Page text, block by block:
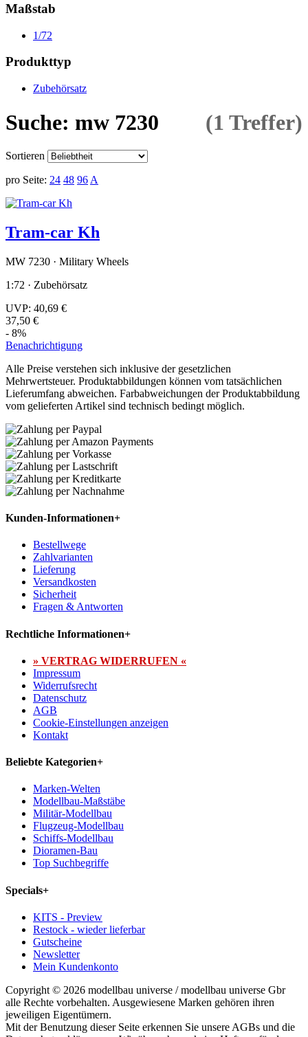
Maßstab
1/72
Produkttyp
Zubehörsatz
Suche: mw 7230 (1 Treffer)
Sortieren
pro Seite: 24 48 96 A
Tram-car Kh
MW 7230 · Military Wheels
1:72 · Zubehörsatz
UVP: 40,69 €
37,50 €
- 8%
Benachrichtigung
Alle Preise verstehen sich inklusive der gesetzlichen
Mehrwertsteuer. Produktabbildungen können vom tatsächlichen
Lieferumfang abweichen. Farbabweichungen der Produktabbildung
vom gelieferten Artikel sind technisch bedingt möglich.
Kunden-Informationen+
Bestellwege
Zahlvarianten
Lieferung
Versandkosten
Sicherheit
Fragen & Antworten
Rechtliche Informationen+
» VERTRAG WIDERRUFEN «
Impressum
Widerrufsrecht
Datenschutz
AGB
Cookie-Einstellungen anzeigen
Kontakt
Beliebte Kategorien+
Marken-Welten
Modellbau-Maßstäbe
Militär-Modellbau
Flugzeug-Modellbau
Schiffs-Modellbau
Dioramen-Bau
Top Suchbegriffe
Specials+
KITS - Preview
Restock - wieder lieferbar
Gutscheine
Newsletter
Mein Kundenkonto
Copyright © 2026 modellbau universe / modellbau universe Gbr
alle Rechte vorbehalten. Ausgewiesene Marken gehören ihren
jeweiligen Eigentümern.
Mit der Benutzung dieser Seite erkennen Sie unsere AGBs und die